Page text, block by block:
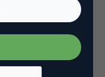
behaalde
van 2016.
de volgende
organic 2016